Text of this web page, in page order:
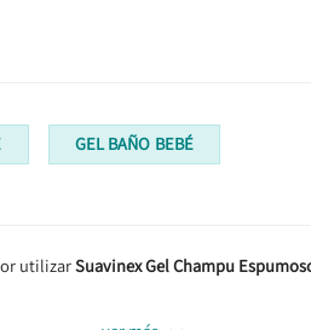
GEL BAÑO BEBÉ
utilizarSuavinex Gel Champu